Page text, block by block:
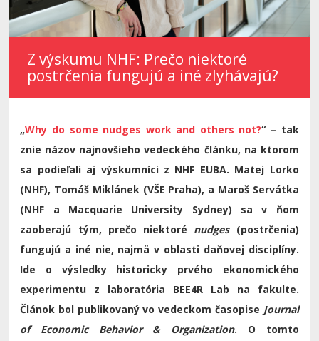
Z výskumu NHF: Prečo niektoré
postrčenia fungujú a iné zlyhávajú?
„Why do some nudges work and others not?“ – tak
znie názov najnovšieho vedeckého článku, na ktorom
sa podieľali aj výskumníci z NHF EUBA. Matej Lorko
(NHF), Tomáš Miklánek (VŠE Praha), a Maroš Servátka
(NHF a Macquarie University Sydney) sa v ňom
zaoberajú tým, prečo niektoré nudges(postrčenia)
fungujú a iné nie, najmä v oblasti daňovej disciplíny.
Ide o výsledky historicky prvého ekonomického
experimentu z laboratória BEE4R Lab na fakulte.
Článok bol publikovaný vo vedeckom časopise Journal
of Economic Behavior & Organization. O tomto